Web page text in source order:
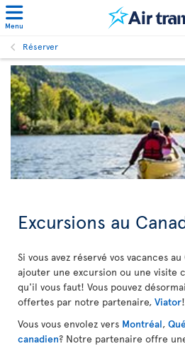
Menu
Réserver
Excursions au
Si vous avez réservé vos vacances
ajouter une excursion ou une visite
qu'il vous faut! Vous pouvez
offertes par notre partenaire, Viator!
Vous vous envolez vers Montréal,
canadien? Notre partenaire offre